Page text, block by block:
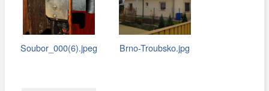
Soubor_000(6).jpeg Brno-Troubsko.jpg